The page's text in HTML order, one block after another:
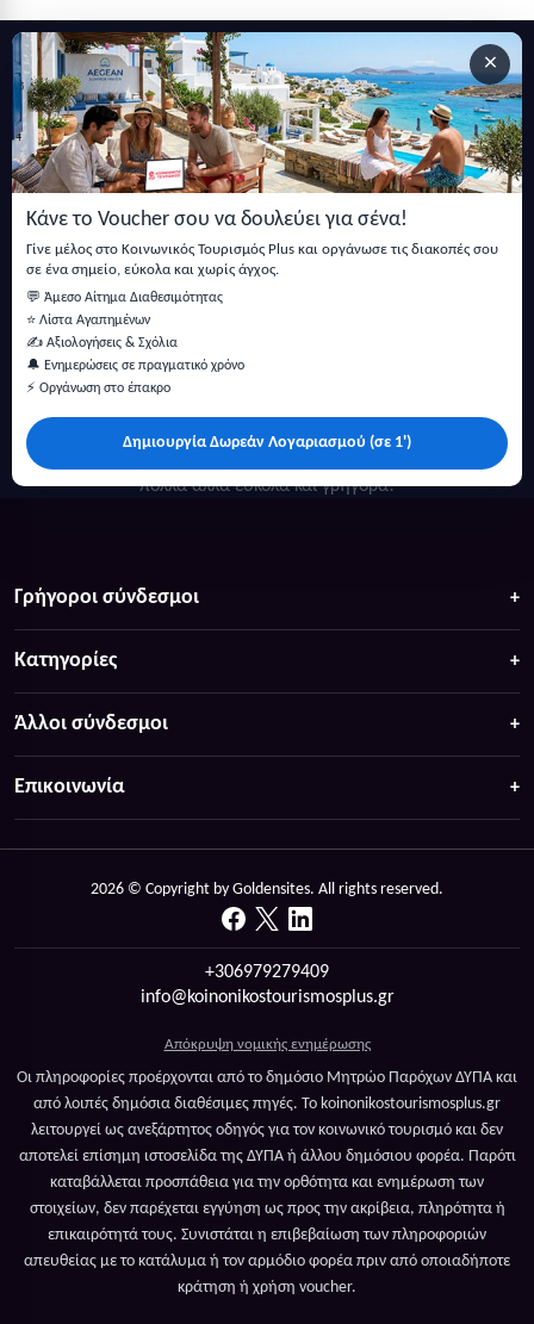
×
Κάνε το Voucher σου να δουλεύει για σένα!
Γίνε μέλος στο Κοινωνικός Τουρισμός Plus και οργάνωσε τις διακοπές σου
σε ένα σημείο, εύκολα και χωρίς άγχος.
💬 Άμεσο Αίτημα Διαθεσιμότητας
⭐ Λίστα Αγαπημένων
✍️ Αξιολογήσεις & Σχόλια
🔔 Ενημερώσεις σε πραγματικό χρόνο
⚡ Οργάνωση στο έπακρο
Δημιουργία Δωρεάν Λογαριασμού (σε 1')
Εγγραφείτε στο newsletter μας
Μείνετε ενημερωμένοι με τις τελευταίες ειδήσεις, ανακοινώσεις
και άρθρα.
πολλά άλλα ευκολα και γρήγορα!
Γρήγοροι σύνδεσμοι
Κατηγορίες
Άλλοι σύνδεσμοι
Επικοινωνία
2026 © Copyright by Goldensites. All rights reserved.
+306979279409
info@koinonikostourismosplus.gr
Απόκρυψη νομικής ενημέρωσης
Οι πληροφορίες προέρχονται από το δημόσιο Μητρώο Παρόχων ΔΥΠΑ και
από λοιπές δημόσια διαθέσιμες πηγές. Το koinonikostourismosplus.gr
λειτουργεί ως ανεξάρτητος οδηγός για τον κοινωνικό τουρισμό και δεν
αποτελεί επίσημη ιστοσελίδα της ΔΥΠΑ ή άλλου δημόσιου φορέα. Παρότι
καταβάλλεται προσπάθεια για την ορθότητα και ενημέρωση των
στοιχείων, δεν παρέχεται εγγύηση ως προς την ακρίβεια, πληρότητα ή
επικαιρότητά τους. Συνιστάται η επιβεβαίωση των πληροφοριών
απευθείας με το κατάλυμα ή τον αρμόδιο φορέα πριν από οποιαδήποτε
κράτηση ή χρήση voucher.